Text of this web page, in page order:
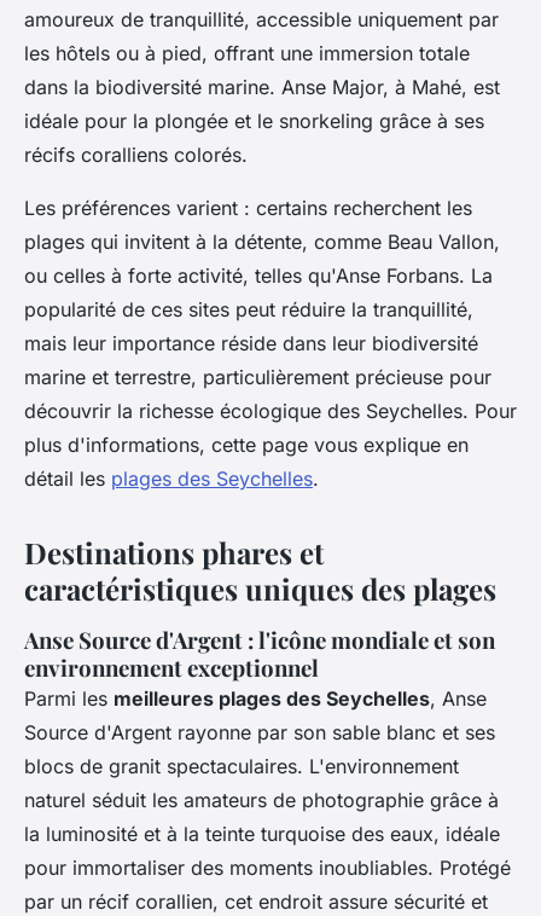
amoureux de tranquillité, accessible uniquement par
les hôtels ou à pied, offrant une immersion totale
dans la biodiversité marine. Anse Major, à Mahé, est
idéale pour la plongée et le snorkeling grâce à ses
récifs coralliens colorés.
Les préférences varient : certains recherchent les
plages qui invitent à la détente, comme Beau Vallon,
ou celles à forte activité, telles qu'Anse Forbans. La
popularité de ces sites peut réduire la tranquillité,
mais leur importance réside dans leur biodiversité
marine et terrestre, particulièrement précieuse pour
découvrir la richesse écologique des Seychelles. Pour
plus d'informations, cette page vous explique en
détail les plages des Seychelles.
Destinations phares et
caractéristiques uniques des plages
Anse Source d'Argent : l'icône mondiale et son
environnement exceptionnel
Parmi les meilleures plages des Seychelles, Anse
Source d'Argent rayonne par son sable blanc et ses
blocs de granit spectaculaires. L'environnement
naturel séduit les amateurs de photographie grâce à
la luminosité et à la teinte turquoise des eaux, idéale
pour immortaliser des moments inoubliables. Protégé
par un récif corallien, cet endroit assure sécurité et